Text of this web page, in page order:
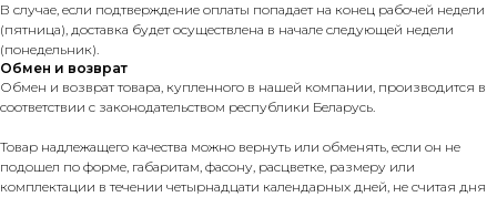
В случае, если подтверждение оплаты попадает на конец рабочей недели
(пятница), доставка будет осуществлена в начале следующей недели
(понедельник).
Обмен и возврат
Обмен и возврат товара, купленного в нашей компании, производится в
соответствии с законодательством республики Беларусь.
Товар надлежащего качества можно вернуть или обменять, если он не
подошел по форме, габаритам, фасону, расцветке, размеру или
комплектации в течении четырнадцати календарных дней, не считая дня